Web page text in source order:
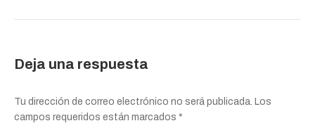
Deja una respuesta
Tu dirección de correo electrónico no será publicada. Los
campos requeridos están marcados *